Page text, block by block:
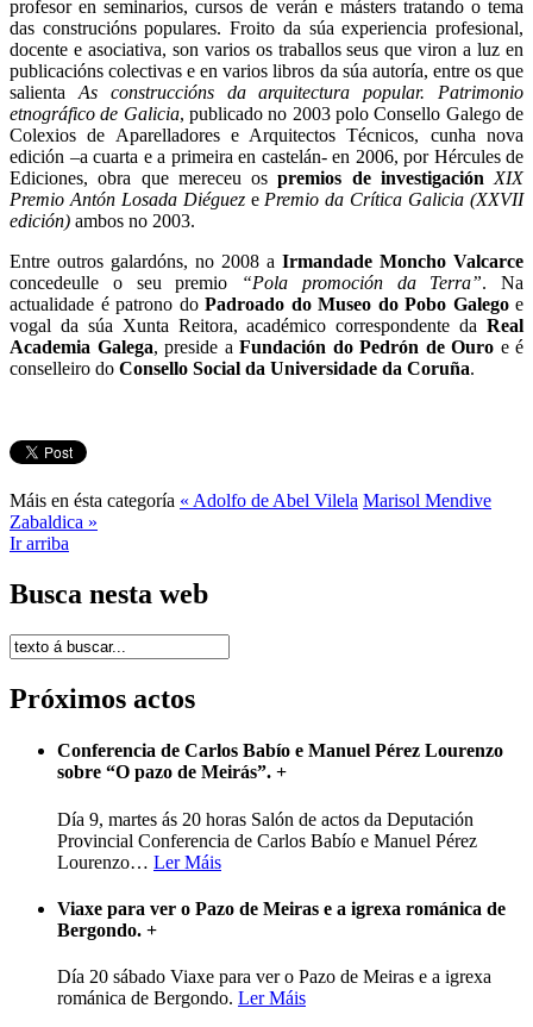
profesor en seminarios, cursos de verán e másters tratando o tema
das construcións populares. Froito da súa experiencia profesional,
docente e asociativa, son varios os traballos seus que viron a luz en
publicacións colectivas e en varios libros da súa autoría, entre os que
salienta As construccións da arquitectura popular. Patrimonio
etnográfico de Galicia, publicado no 2003 polo Consello Galego de
Colexios de Aparelladores e Arquitectos Técnicos, cunha nova
edición –a cuarta e a primeira en castelán- en 2006, por Hércules de
Ediciones, obra que mereceu ospremios de investigación XIX
Premio Antón Losada Diégueze Premio da Crítica Galicia (XXVII
edición) ambos no 2003.
Entre outros galardóns, no 2008 a Irmandade Moncho Valcarce
concedeulle o seu premio
“Pola promoción da Terra”. Na
actualidade é patrono do Padroado do Museo do Pobo Galego e
vogal da súa Xunta Reitora, académico correspondente da Real
Academia Galega, preside a Fundación do Pedrón de Ouro e é
conselleiro do Consello Social da Universidade da Coruña.
Máis en ésta categoría « Adolfo de Abel Vilela Marisol Mendive
Zabaldica »
Ir arriba
Busca nesta web
Próximos actos
Conferencia de Carlos Babío e Manuel Pérez Lourenzo
sobre “O pazo de Meirás”. +
Día 9, martes ás 20 horas Salón de actos da Deputación
Provincial Conferencia de Carlos Babío e Manuel Pérez
Lourenzo… Ler Máis
Viaxe para ver o Pazo de Meiras e a igrexa románica de
Bergondo. +
Día 20 sábado Viaxe para ver o Pazo de Meiras e a igrexa
románica de Bergondo. Ler Máis